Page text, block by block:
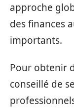
approche
des finances
importants.
Pour obtenir
conseillé de